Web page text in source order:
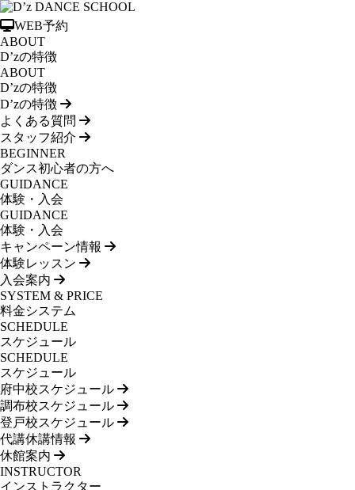
WEB予約
ABOUT
D’zの特徴
ABOUT
D’zの特徴
D’zの特徴
よくある質問
スタッフ紹介
BEGINNER
ダンス初心者の方へ
GUIDANCE
体験・入会
GUIDANCE
体験・入会
キャンペーン情報
体験レッスン
入会案内
SYSTEM & PRICE
料金システム
SCHEDULE
スケジュール
SCHEDULE
スケジュール
府中校スケジュール
調布校スケジュール
登戸校スケジュール
代講休講情報
休館案内
INSTRUCTOR
インストラクター